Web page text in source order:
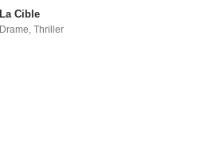
La Cible
Drame,Thriller